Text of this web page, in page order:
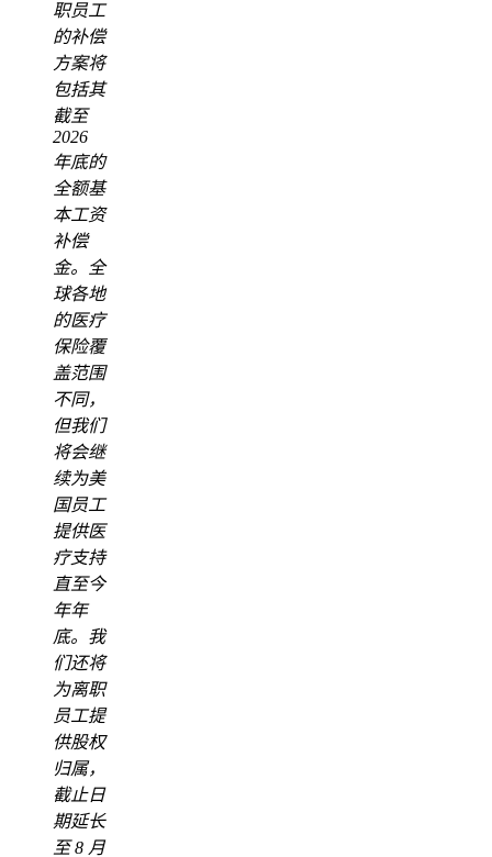
职员工
的补偿
方案将
包括其
截至
2026
年底的
全额基
本工资
补偿
金。全
球各地
的医疗
保险覆
盖范围
不同，
但我们
将会继
续为美
国员工
提供医
疗支持
直至今
年年
底。我
们还将
为离职
员工提
供股权
归属，
截止日
期延长
至 8 月